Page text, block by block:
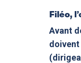
Filéo,
Avant
doivent